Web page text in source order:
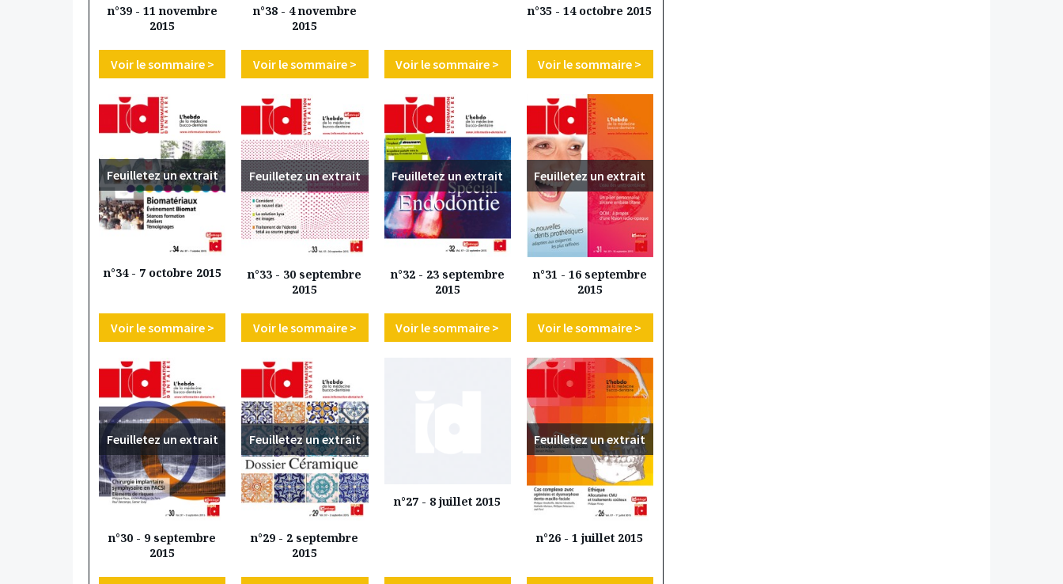
n°39 - 11 novembre
2015
Voir le sommaire >
n°38 - 4 novembre
2015
Voir le sommaire > Voir le sommaire >
n°35 - 14 octobre 2015
Voir le sommaire >
Feuilletez un extrait
n°34 - 7 octobre 2015
Voir le sommaire >
Feuilletez un extrait
n°33 - 30 septembre
2015
Voir le sommaire >
Feuilletez un extrait
n°32 - 23 septembre
2015
Voir le sommaire >
Feuilletez un extrait
n°31 - 16 septembre
2015
Voir le sommaire >
Feuilletez un extrait
n°30 - 9 septembre
2015
Feuilletez un extrait
n°29 - 2 septembre
2015
n°27 - 8 juillet 2015
Feuilletez un extrait
n°26 - 1 juillet 2015